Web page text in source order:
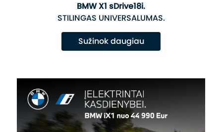
BMW X1 sDrive18i.
STILINGAS UNIVERSALUMAS.
Sužinok daugiau